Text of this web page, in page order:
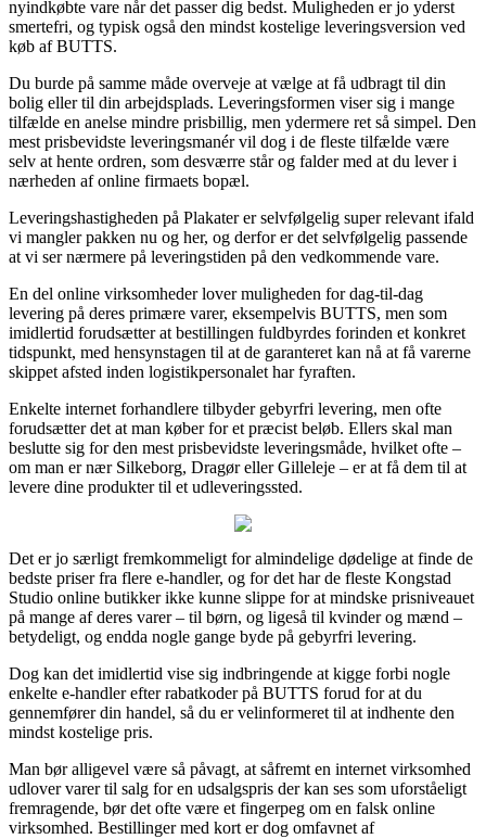
nyindkøbte vare når det passer dig bedst. Muligheden er jo yderst
smertefri, og typisk også den mindst kostelige leveringsversion ved
køb af BUTTS.
Du burde på samme måde overveje at vælge at få udbragt til din
bolig eller til din arbejdsplads. Leveringsformen viser sig i mange
tilfælde en anelse mindre prisbillig, men ydermere ret så simpel. Den
mest prisbevidste leveringsmanér vil dog i de fleste tilfælde være
selv at hente ordren, som desværre står og falder med at du lever i
nærheden af online firmaets bopæl.
Leveringshastigheden på Plakater er selvfølgelig super relevant ifald
vi mangler pakken nu og her, og derfor er det selvfølgelig passende
at vi ser nærmere på leveringstiden på den vedkommende vare.
En del online virksomheder lover muligheden for dag-til-dag
levering på deres primære varer, eksempelvis BUTTS, men som
imidlertid forudsætter at bestillingen fuldbyrdes forinden et konkret
tidspunkt, med hensynstagen til at de garanteret kan nå at få varerne
skippet afsted inden logistikpersonalet har fyraften.
Enkelte internet forhandlere tilbyder gebyrfri levering, men ofte
forudsætter det at man køber for et præcist beløb. Ellers skal man
beslutte sig for den mest prisbevidste leveringsmåde, hvilket ofte –
om man er nær Silkeborg, Dragør eller Gilleleje – er at få dem til at
levere dine produkter til et udleveringssted.
Det er jo særligt fremkommeligt for almindelige dødelige at finde de
bedste priser fra flere e-handler, og for det har de fleste Kongstad
Studio online butikker ikke kunne slippe for at mindske prisniveauet
på mange af deres varer – til børn, og ligeså til kvinder og mænd –
betydeligt, og endda nogle gange byde på gebyrfri levering.
Dog kan det imidlertid vise sig indbringende at kigge forbi nogle
enkelte e-handler efter rabatkoder på BUTTS forud for at du
gennemfører din handel, så du er velinformeret til at indhente den
mindst kostelige pris.
Man bør alligevel være så påvagt, at såfremt en internet virksomhed
udlover varer til salg for en udsalgspris der kan ses som uforståeligt
fremragende, bør det ofte være et fingerpeg om en falsk online
virksomhed. Bestillinger med kort er dog omfavnet af